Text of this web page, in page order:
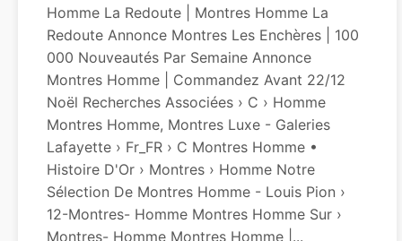
Homme La Redoute | Montres Homme La
Redoute Annonce Montres Les Enchères | 100
000 Nouveautés Par Semaine Annonce
Montres Homme | Commandez Avant 22/12
Noël Recherches Associées › C › Homme
Montres Homme, Montres Luxe - Galeries
Lafayette › Fr_FR › C Montres Homme •
Histoire D'Or › Montres › Homme Notre
Sélection De Montres Homme - Louis Pion ›
12-Montres- Homme Montres Homme Sur ›
Montres- Homme Montres Homme |...